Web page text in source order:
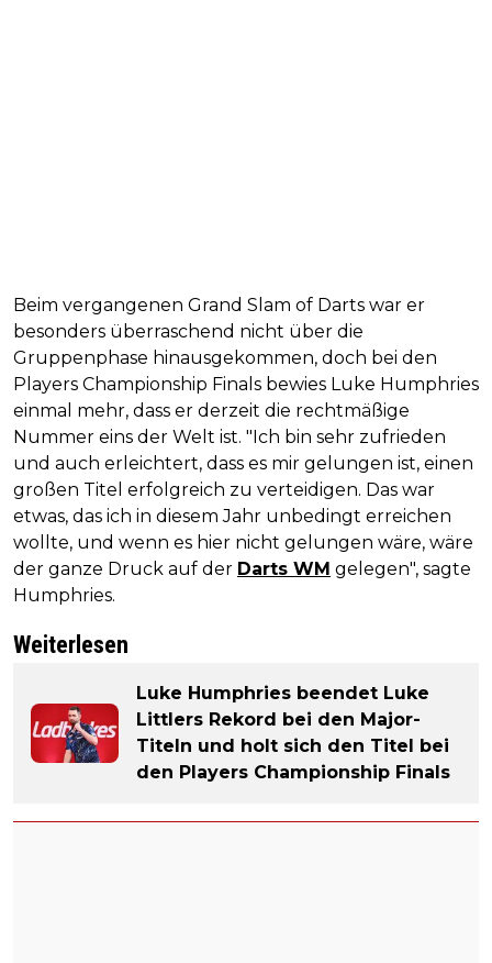
Beim vergangenen Grand Slam of Darts war er
besonders überraschend nicht über die
Gruppenphase hinausgekommen, doch bei den
Players Championship Finals bewies Luke Humphries
einmal mehr, dass er derzeit die rechtmäßige
Nummer eins der Welt ist. "Ich bin sehr zufrieden
und auch erleichtert, dass es mir gelungen ist, einen
großen Titel erfolgreich zu verteidigen. Das war
etwas, das ich in diesem Jahr unbedingt erreichen
wollte, und wenn es hier nicht gelungen wäre, wäre
der ganze Druck auf der Darts WM gelegen", sagte
Humphries.
Weiterlesen
Luke Humphries beendet Luke
Littlers Rekord bei den Major-
Titeln und holt sich den Titel bei
den Players Championship Finals